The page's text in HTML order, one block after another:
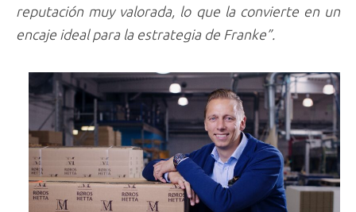
reputación muy valorada, lo que la convierte en un
encaje ideal para la estrategia de Franke”.